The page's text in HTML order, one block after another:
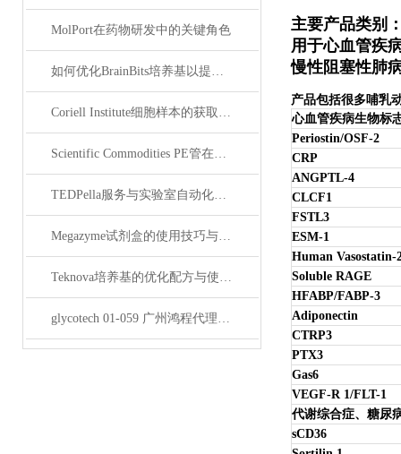
MolPort在药物研发中的关键角色
如何优化BrainBits培养基以提高实验效果？
Coriell Institute细胞样本的获取与应用指南
Scientific Commodities PE管在环保实验中的作用
TEDPella服务与实验室自动化设备的整合
Megazyme试剂盒的使用技巧与实验优化方法
Teknova培养基的优化配方与使用技巧
glycotech 01-059 广州鸿程代理：开启糖生物学研究新征程
主要产品类别
用于心血管疾
慢性阻塞性肺
产品包括很多哺乳
心血管疾病生物标
Periostin/OSF-2
CRP
ANGPTL-4
CLCF1
FSTL3
ESM-1
Human Vasostatin-
Soluble RAGE
HFABP/FABP-3
Adiponectin
CTRP3
PTX3
Gas6
VEGF-R 1/FLT-1
代谢综合症、糖尿
sCD36